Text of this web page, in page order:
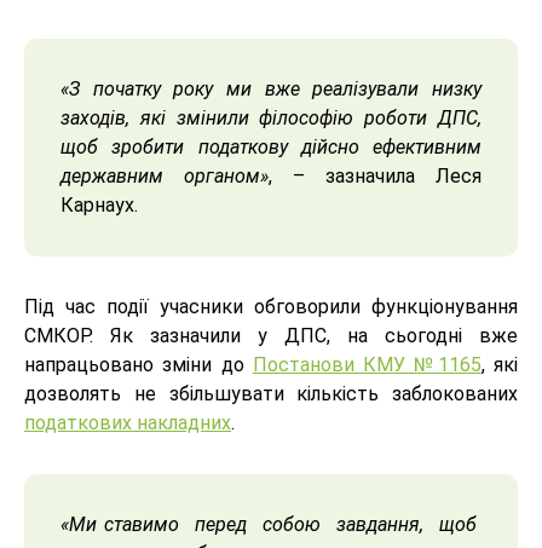
«З початку року ми вже реалізували низку
заходів, які змінили філософію роботи ДПС,
щоб зробити податкову дійсно ефективним
державним органом», – зазначила Леся
Карнаух.
Під час події учасники обговорили функціонування
СМКОР. Як зазначили у ДПС, на сьогодні вже
напрацьовано зміни до Постанови КМУ №1165, які
дозволять не збільшувати кількість заблокованих
податкових накладних.
«Ми ставимо перед собою завдання, щоб